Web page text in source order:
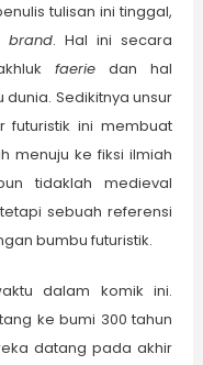
tulisan ini tinggal,
brand. Hal ini secara
faerie dan hal
Sedikitnya unsur
futuristik ini membuat
menuju ke fiksi ilmiah
tidaklah medieval
sebuah referensi
bumbu futuristik.
dalam komik ini.
ke bumi 300 tahun
datang pada akhir